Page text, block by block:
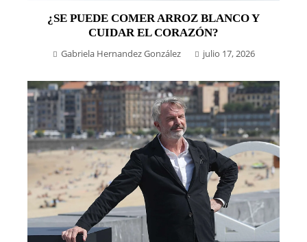
¿SE PUEDE COMER ARROZ BLANCO Y
CUIDAR EL CORAZÓN?
Gabriela Hernandez González julio 17, 2026